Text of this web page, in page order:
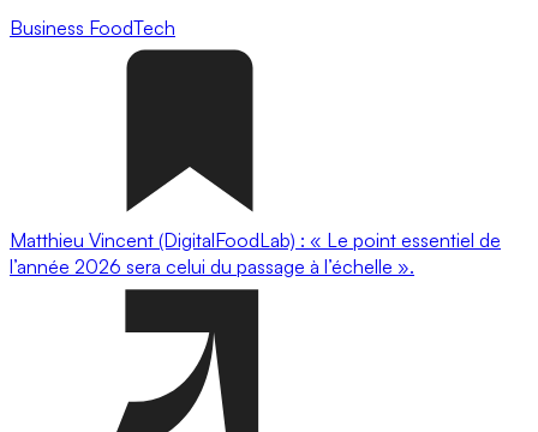
Business FoodTech
Matthieu Vincent (DigitalFoodLab) : « Le point essentiel de
l’année 2026 sera celui du passage à l’échelle ».